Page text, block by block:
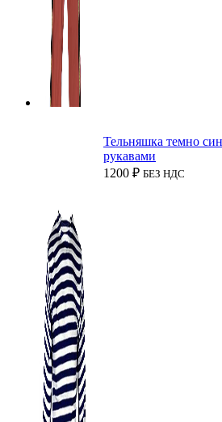
Тельняшка темно
рукавами
1200 ₽ БЕЗ НДС